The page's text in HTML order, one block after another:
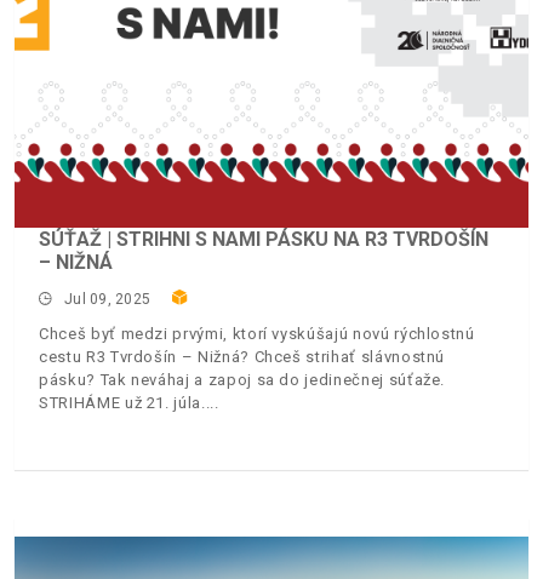
SÚŤAŽ | STRIHNI S NAMI PÁSKU NA R3 TVRDOŠÍN
– NIŽNÁ
Jul 09, 2025
Chceš byť medzi prvými, ktorí vyskúšajú novú rýchlostnú
cestu R3 Tvrdošín – Nižná? Chceš strihať slávnostnú
pásku? Tak neváhaj a zapoj sa do jedinečnej súťaže.
STRIHÁME už 21. júla.